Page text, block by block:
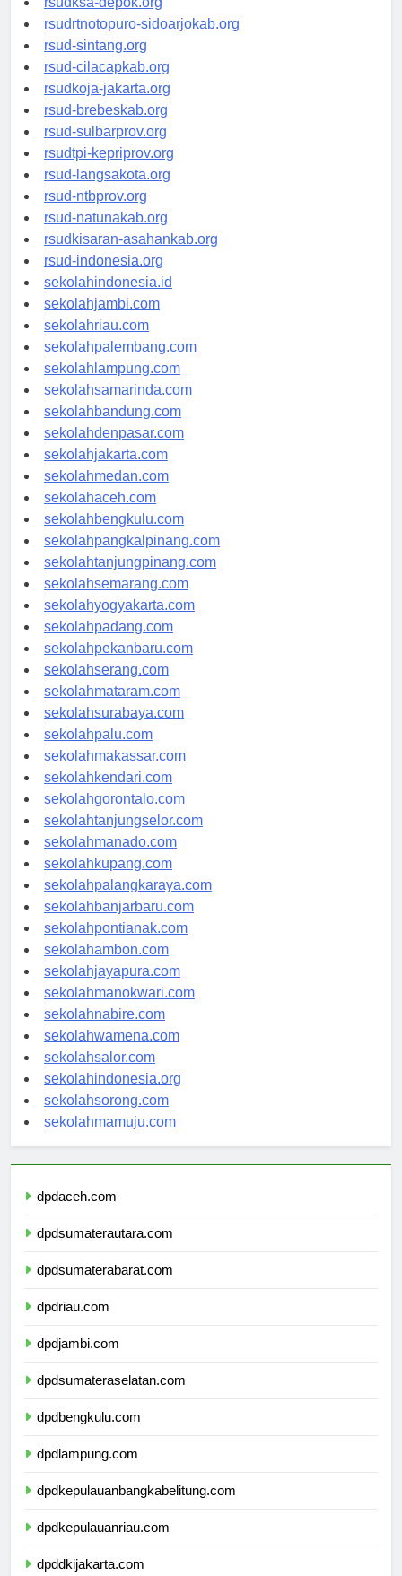
rsudrtnotopuro-sidoarjokab.org
rsud-sintang.org
rsud-cilacapkab.org
rsudkoja-jakarta.org
rsud-brebeskab.org
rsud-sulbarprov.org
rsudtpi-kepriprov.org
rsud-langsakota.org
rsud-ntbprov.org
rsud-natunakab.org
rsudkisaran-asahankab.org
rsud-indonesia.org
sekolahindonesia.id
sekolahjambi.com
sekolahriau.com
sekolahpalembang.com
sekolahlampung.com
sekolahsamarinda.com
sekolahbandung.com
sekolahdenpasar.com
sekolahjakarta.com
sekolahmedan.com
sekolahaceh.com
sekolahbengkulu.com
sekolahpangkalpinang.com
sekolahtanjungpinang.com
sekolahsemarang.com
sekolahyogyakarta.com
sekolahpadang.com
sekolahpekanbaru.com
sekolahserang.com
sekolahmataram.com
sekolahsurabaya.com
sekolahpalu.com
sekolahmakassar.com
sekolahkendari.com
sekolahgorontalo.com
sekolahtanjungselor.com
sekolahmanado.com
sekolahkupang.com
sekolahpalangkaraya.com
sekolahbanjarbaru.com
sekolahpontianak.com
sekolahambon.com
sekolahjayapura.com
sekolahmanokwari.com
sekolahnabire.com
sekolahwamena.com
sekolahsalor.com
sekolahindonesia.org
sekolahsorong.com
sekolahmamuju.com
dpdaceh.com
dpdsumaterautara.com
dpdsumaterabarat.com
dpdriau.com
dpdjambi.com
dpdsumateraselatan.com
dpdbengkulu.com
dpdlampung.com
dpdkepulauanbangkabelitung.com
dpdkepulauanriau.com
dpddkijakarta.com